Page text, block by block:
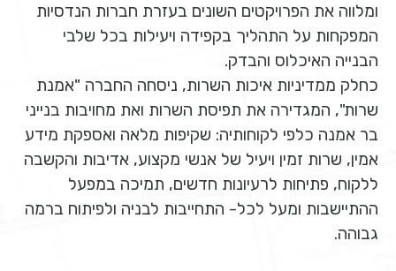
ומלווה את הפרויקטים השונים בעזרת חברות הנדסיות
המפקחות על התהליך בקפידה ויעילות בכל שלבי
הבנייה האיכלוס והבדק.
כחלק ממדיניות איכות השרות, ניסחה החברה "אמנת
שרות", המגדירה את תפיסת השרות ואת מחויבות בנייני
בר אמנה כלפי לקוחותיה: שקיפות מלאה ואספקת מידע
אמין, שרות זמין ויעיל של אנשי מקצוע, אדיבות והקשבה
ללקוח, פתיחות לרעיונות חדשים, תמיכה במפעל
ההתיישבות ומעל לכל- התחייבות לבניה ולפיתוח ברמה
גבוהה.